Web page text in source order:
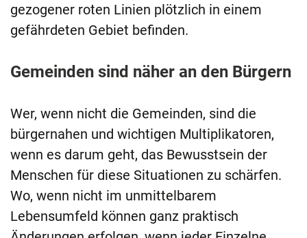
gezogener roten Linien plötzlich in einem
gefährdeten Gebiet befinden.
Gemeinden sind näher an den Bürgern
Wer, wenn nicht die Gemeinden, sind die
bürgernahen und wichtigen Multiplikatoren,
wenn es darum geht, das Bewusstsein der
Menschen für diese Situationen zu schärfen.
Wo, wenn nicht im unmittelbarem
Lebensumfeld können ganz praktisch